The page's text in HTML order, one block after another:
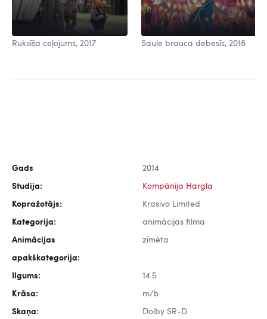
Ruksīša ceļojums, 2017 Saule brauca debesīs, 2018
Gads 2014
Studija: Kompānija Hargla
Kopražotājs: Krasivo Limited
Kategorija: animācijas filma
Animācijas
apakškategorija:
zīmēta
Ilgums: 14.5
Krāsa: m/b
Skaņa: Dolby SR-D